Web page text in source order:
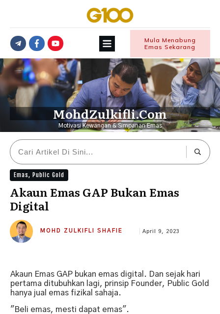
Mula Menabung
Emas Sekarang
MohdZulkifli.Com
Motivasi Kewangan & Simpanan Emas
Emas, Public Gold
Akaun Emas GAP Bukan Emas
Digital
MOHD ZULKIFLI SHAFIE April 9, 2023
Akaun Emas GAP bukan emas digital. Dan sejak hari
pertama ditubuhkan lagi, prinsip Founder, Public Gold
hanya jual emas fizikal sahaja.
"Beli emas, mesti dapat emas".